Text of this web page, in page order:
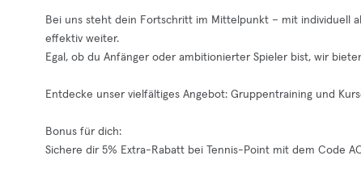
Bei uns steht dein Fortschritt im Mittelpunkt – mit individuell
effektiv weiter.
Egal, ob du Anfänger oder ambitionierter Spieler bist, wir
Entdecke unser vielfältiges Angebot: Gruppentraining und
Bonus für dich:
Sichere dir 5% Extra-Rabatt bei Tennis-Point mit dem Code